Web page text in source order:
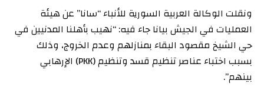
ونقلت الوكالة العربية السورية للأنباء “سانا” عن هيئة
العمليات في الجيش بيانا جاء فيه: “نهيب بأهلنا المدنيين في
حي الشيخ مقصود البقاء بمنازلهم وعدم الخروج، وذلك
بسبب اختباء عناصر تنظيم قسد وتنظيم (PKK) الإرهابي
بينهم”.